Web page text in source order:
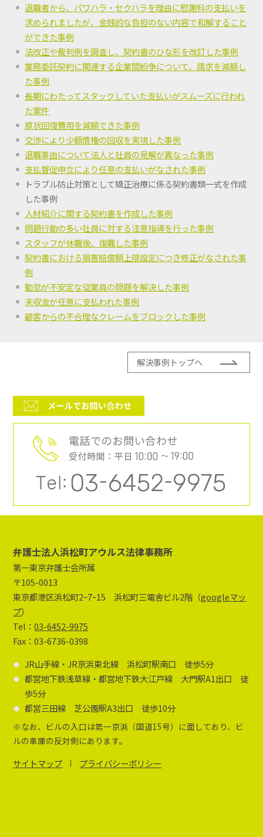
退職者から、パワハラ・セクハラを理由に慰謝料の支払いを
求められましたが、金銭的な負担のない内容で和解すること
ができた事例
法改正や裁判例を調査し、契約書のひな形を改訂した事例
業務委託契約に関連する企業間紛争について、請求を減額し
た事例
長期にわたってスタックしていた支払いがスムーズに行われ
た案件
原状回復費用を減額できた事例
交渉により少額債権の回収を実現した事例
退職事由について法人と社員の見解が異なった事例
支払督促申立により任意の支払いがなされた事例
トラブル防止対策として矯正治療に係る契約書類一式を作成
した事例
人材紹介に関する契約書を作成した事例
問題行動の多い社員に対する注意指導を行った事例
スタッフが休職後、復職した事例
契約書における損害賠償額上限設定につき修正がなされた事
例
勤怠が不安定な従業員の問題を解決した事例
未収金が任意に支払われた事例
顧客からの不合理なクレームをブロックした事例
解決事例トップへ
弁護士法人浜松町アウルス法律事務所
第一東京弁護士会所属
〒105-0013
東京都港区浜松町2ｰ7ｰ15 浜松町三電舎ビル2階（googleマッ
プ）
Tel：03-6452-9975
Fax：03-6736-0398
JR山手線・JR京浜東北線 浜松町駅南口 徒歩5分
都営地下鉄浅草線・都営地下鉄大江戸線 大門駅A1出口 徒
歩5分
都営三田線 芝公園駅A3出口 徒歩10分
※なお、ビルの入口は第一京浜（国道15号）に面しており、ビ
ルの車庫の反対側にあります。
サイトマップ プライバシーポリシー